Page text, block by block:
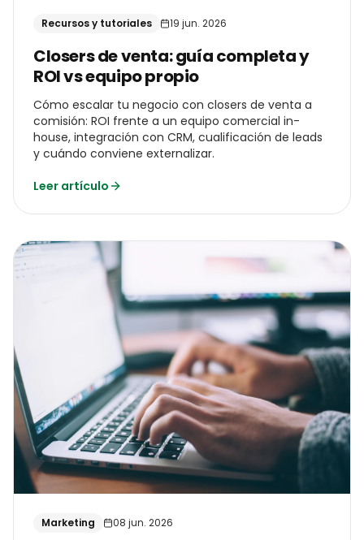
Recursos y tutoriales 19 jun. 2026
Closers de venta: guía completa y
ROI vs equipo propio
Cómo escalar tu negocio con closers de venta a
comisión: ROI frente a un equipo comercial in-
house, integración con CRM, cualificación de leads
y cuándo conviene externalizar.
Leer artículo
Marketing 08 jun. 2026